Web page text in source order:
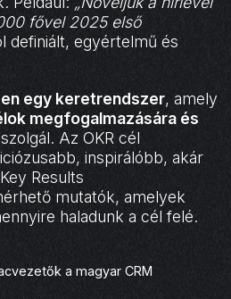
fővel 2025 első
definiált, egyértelmű és
egy keretrendszer, amely
megfogalmazására és
szolgál. Az OKR cél
inspirálóbb, akár
Results
mutatók, amelyek
haladunk a cél felé.
a magyar CRM